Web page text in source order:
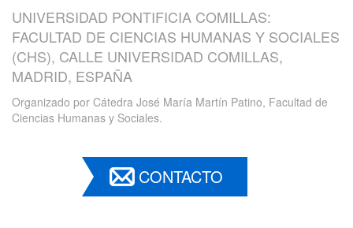
UNIVERSIDAD PONTIFICIA COMILLAS:
FACULTAD DE CIENCIAS HUMANAS Y SOCIALES
(CHS), CALLE UNIVERSIDAD COMILLAS,
MADRID, ESPAÑA
Organizado por Cátedra José María Martín Patino, Facultad de
Ciencias Humanas y Sociales.
CONTACTO